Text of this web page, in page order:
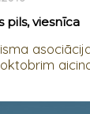
pils, viesnīca